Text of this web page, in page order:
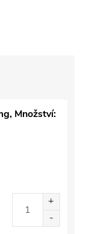
Množství: